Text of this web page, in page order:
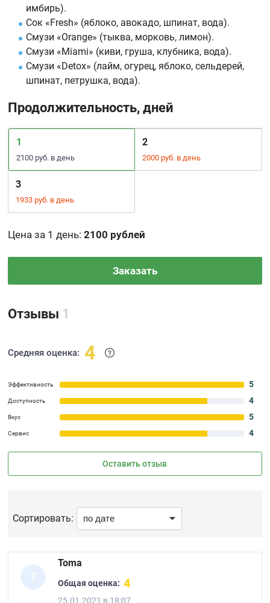
имбирь).
Сок «Fresh» (яблоко, авокадо, шпинат, вода).
Смузи «Orange» (тыква, морковь, лимон).
Смузи «Miami» (киви, груша, клубника, вода).
Смузи «Detox» (лайм, огурец, яблоко, сельдерей,
шпинат, петрушка, вода).
Продолжительность, дней
1
2100 руб. в день
2
2000 руб. в день
3
1933 руб. в день
Цена за 1 день:2100 рублей
Заказать
Отзывы 1
Средняя оценка: 4
Эффективность 5
Доступность 4
Вкус 5
Сервис 4
Оставить отзыв
Сортировать:
T
Toma
Общая оценка: 4
25.01.2021 в 18:07